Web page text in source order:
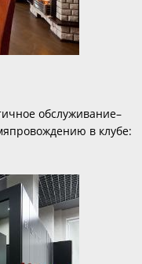
обслуживание–
в клубе: